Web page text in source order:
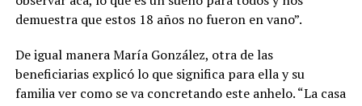
demuestra que estos 18 años no fueron en vano”.
De igual manera María González, otra de las
beneficiarias explicó lo que significa para ella y su
familia ver como se va concretando este anhelo. “La casa